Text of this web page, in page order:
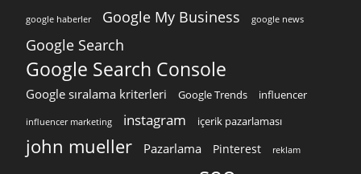
google haberler Google My Business google news
Google Search
Google Search Console
Google sıralama kriterleri Google Trends influencer
influencer marketing instagram içerik pazarlaması
john mueller Pazarlama Pinterest reklam